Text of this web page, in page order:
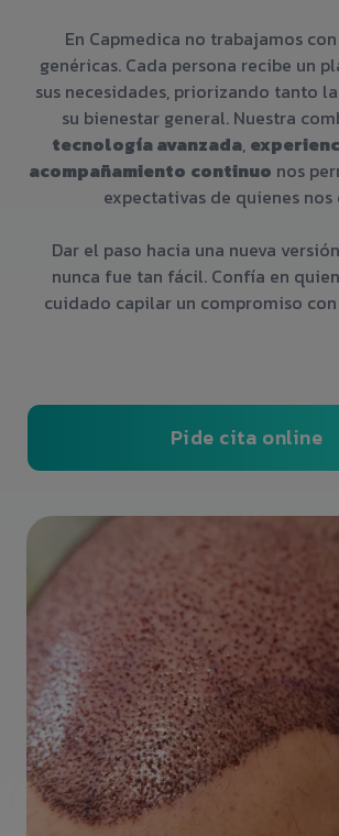
En Capmedica no trabajamos
genéricas. Cada persona recibe un
sus necesidades, priorizando tanto
su bienestar general. Nuestra
tecnología avanzada,
acompañamiento continuo nos
expectativas de quienes nos
Dar el paso hacia una nueva
nunca fue tan fácil. Confía en
cuidado capilar un compromiso
Pide cita online